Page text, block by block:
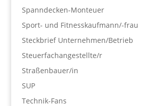
Spanndecken-Monteuer
Sport- und Fitnesskaufmann/-frau
Steckbrief Unternehmen/Betrieb
Steuerfachangestellte/r
Straßenbauer/in
SUP
Technik-Fans